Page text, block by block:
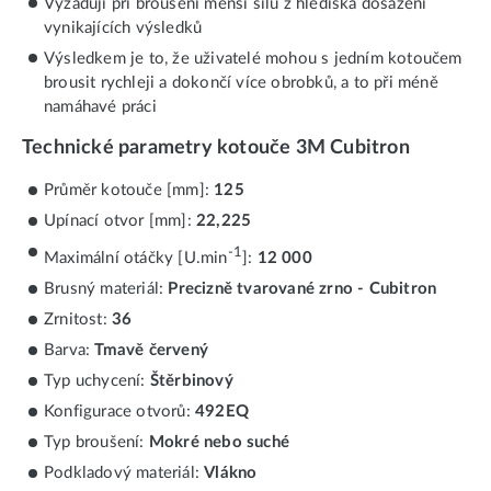
Vyžadují při broušení menší sílu z hlediska dosažení
vynikajících výsledků
Výsledkem je to, že uživatelé mohou s jedním kotoučem
brousit rychleji a dokončí více obrobků, a to při méně
namáhavé práci
Technické parametry kotouče 3M Cubitron
Průměr kotouče [mm]: 125
Upínací otvor [mm]: 22,225
Maximální otáčky [U.min-1 ]: 12 000
Brusný materiál: Precizně tvarované zrno - Cubitron
Zrnitost: 36
Barva:Tmavě červený
Typ uchycení: Štěrbinový
Konfigurace otvorů: 492EQ
Typ broušení: Mokré nebo suché
Podkladový materiál:Vlákno